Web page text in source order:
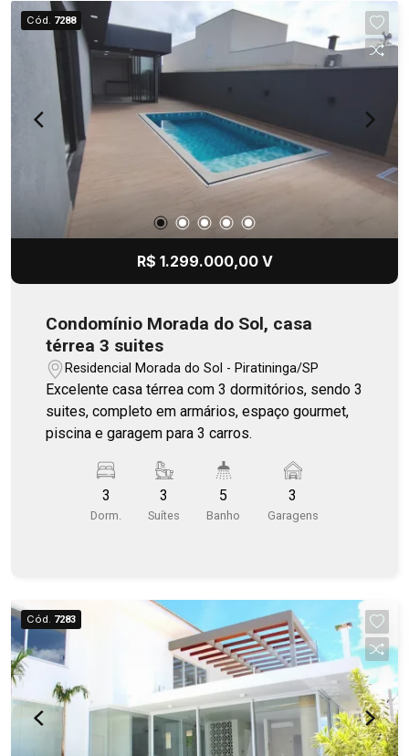
Cód. 7288
R$ 1.299.000,00 V
Condomínio Morada do Sol, casa
térrea 3 suites
Residencial Morada do Sol - Piratininga/SP
Excelente casa térrea com 3 dormitórios, sendo 3
suites, completo em armários, espaço gourmet,
piscina e garagem para 3 carros.
3
Dorm.
3
Suítes
5
Banho
3
Garagens
Cód. 7283